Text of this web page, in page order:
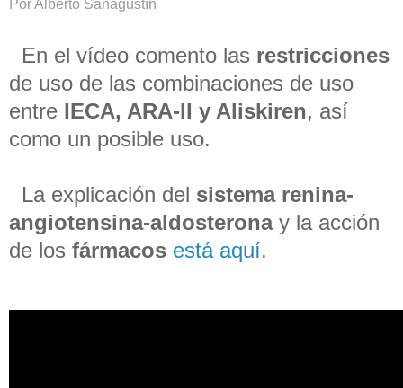
Por Alberto Sanagustín
En el vídeo comento las restricciones
de uso de las combinaciones de uso
entre IECA, ARA-II y Aliskiren, así
como un posible uso.
La explicación del sistema renina-
angiotensina-aldosteronay la acción
de los fármacos está aquí.